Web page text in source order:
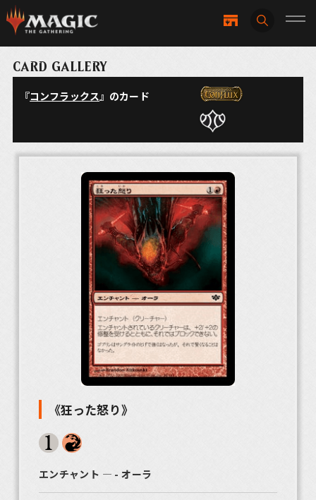
CARD GALLERY
『コンフラックス』のカード
《狂った怒り》
エンチャント ― - オーラ